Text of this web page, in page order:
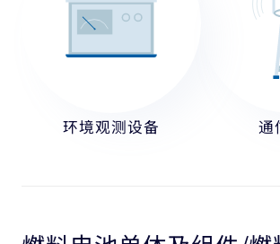
环境观测设备 通